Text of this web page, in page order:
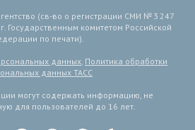
(св-во о регистрации СМИ № 3 247
Государственным комитетом Российской
по печати).
данных, Политика обработки
данных ТАСС
могут содержать информацию, не
для пользователей до 16 лет.